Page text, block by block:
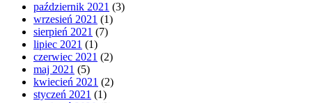
październik 2021 (3)
wrzesień 2021 (1)
sierpień 2021 (7)
lipiec 2021 (1)
czerwiec 2021 (2)
maj 2021 (5)
kwiecień 2021 (2)
styczeń 2021 (1)